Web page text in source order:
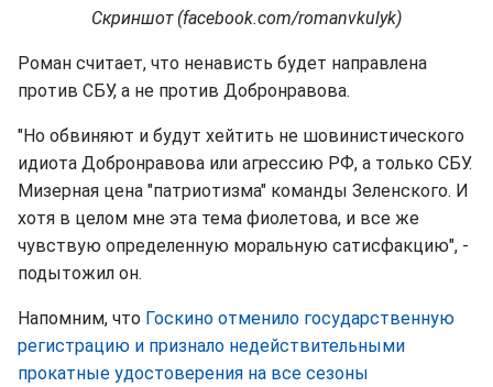
Скриншот (facebook.com/romanvkulyk)
Роман считает, что ненависть будет направлена
против СБУ, а не против Добронравова.
"Но обвиняют и будут хейтить не шовинистического
идиота Добронравова или агрессию РФ, а только СБУ.
Мизерная цена "патриотизма" команды Зеленского. И
хотя в целом мне эта тема фиолетова, и все же
чувствую определенную моральную сатисфакцию", -
подытожил он.
Напомним, что Госкино отменило государственную
регистрацию и признало недействительными
прокатные удостоверения на все сезоны